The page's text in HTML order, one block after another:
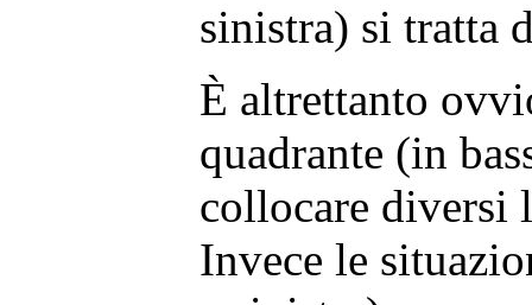
sinistra) si tratta
È altrettanto
quadrante (in
collocare diversi
Invece le